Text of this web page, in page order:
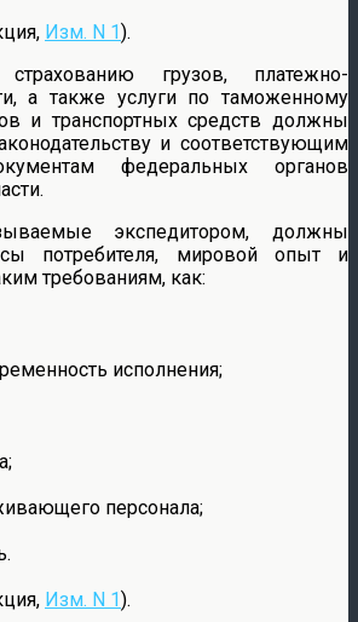
Изм. N 1).
грузов, платежно-
а также услуги по таможенному
и транспортных средств должны
и соответствующим
федеральных органов
экспедитором, должны
потребителя, мировой опыт и
требованиям, как:
исполнения;
персонала;
Изм. N 1).